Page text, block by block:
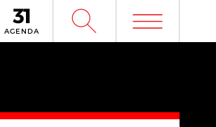
AGENDA W m